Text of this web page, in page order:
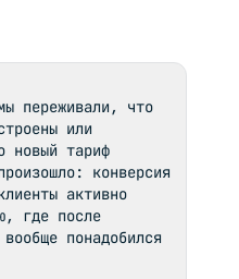
переживали, что
или
новый тариф
конверсия
активно
где после
понадобился